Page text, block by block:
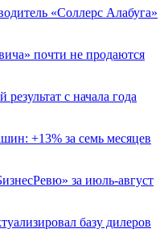
«Соллерс Алабуга»
почти не продаются
с начала года
+13% за семь месяцев
за июль-август
базу дилеров